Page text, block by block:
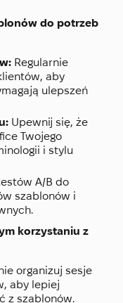
do potrzeb
Regularnie
aby
ulepszeń
Upewnij się, że
Twojego
i stylu
A/B do
szablonów i
korzystaniu z
organizuj sesje
aby lepiej
z szablonów.